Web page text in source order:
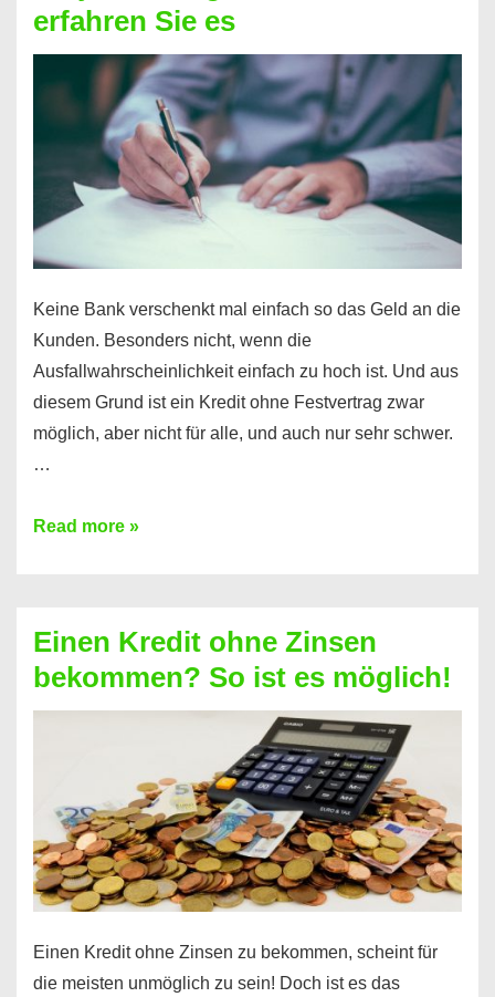
nicht
nur
für
Handy
möglich!
erfahren Sie es
Keine Bank verschenkt mal einfach so das Geld an die
Kunden. Besonders nicht, wenn die
Ausfallwahrscheinlichkeit einfach zu hoch ist. Und aus
diesem Grund ist ein Kredit ohne Festvertrag zwar
möglich, aber nicht für alle, und auch nur sehr schwer.
…
Ist
Festvertrag
für
jeden
erfahren
Sie
es
Read more »
Einen Kredit ohne Zinsen
bekommen? So ist es möglich!
Einen Kredit ohne Zinsen zu bekommen, scheint für
die meisten unmöglich zu sein! Doch ist es das